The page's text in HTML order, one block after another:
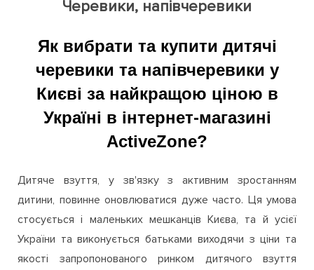
Черевики, напівчеревики
Як вибрати та купити дитячі
черевики та напівчеревики у
Києві за найкращою ціною в
Україні в інтернет-магазині
ActiveZone?
Дитяче взуття, у зв'язку з активним зростанням
дитини, повинне оновлюватися дуже часто. Ця умова
стосується і маленьких мешканців Києва, та й усієї
України та виконується батьками виходячи з ціни та
якості запропонованого ринком дитячого взуття